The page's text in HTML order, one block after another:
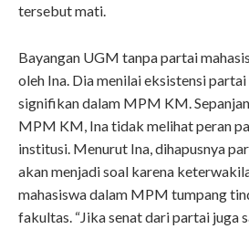
tersebut mati.
Bayangan UGM tanpa partai
oleh Ina. Dia menilai eksistensi
signifikan dalam MPM KM.
MPM KM, Ina tidak melihat peran
institusi. Menurut Ina, dihapusnya
akan menjadi soal karena
mahasiswa dalam MPM tumpang
fakultas. “Jika senat dari partai juga